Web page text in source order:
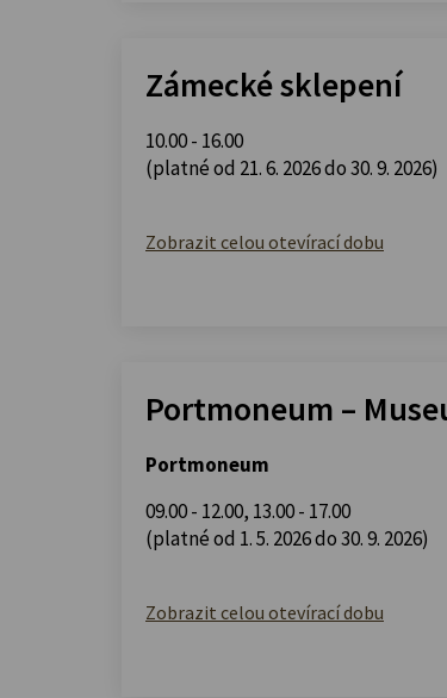
Zámecké sklepení
10.00 - 16.00
(platné od 21. 6. 2026 do 30. 9. 2026)
Zobrazit celou otevírací dobu
Portmoneum –
Portmoneum
09.00 - 12.00, 13.00 - 17.00
(platné od 1. 5. 2026 do 30. 9. 2026)
Zobrazit celou otevírací dobu